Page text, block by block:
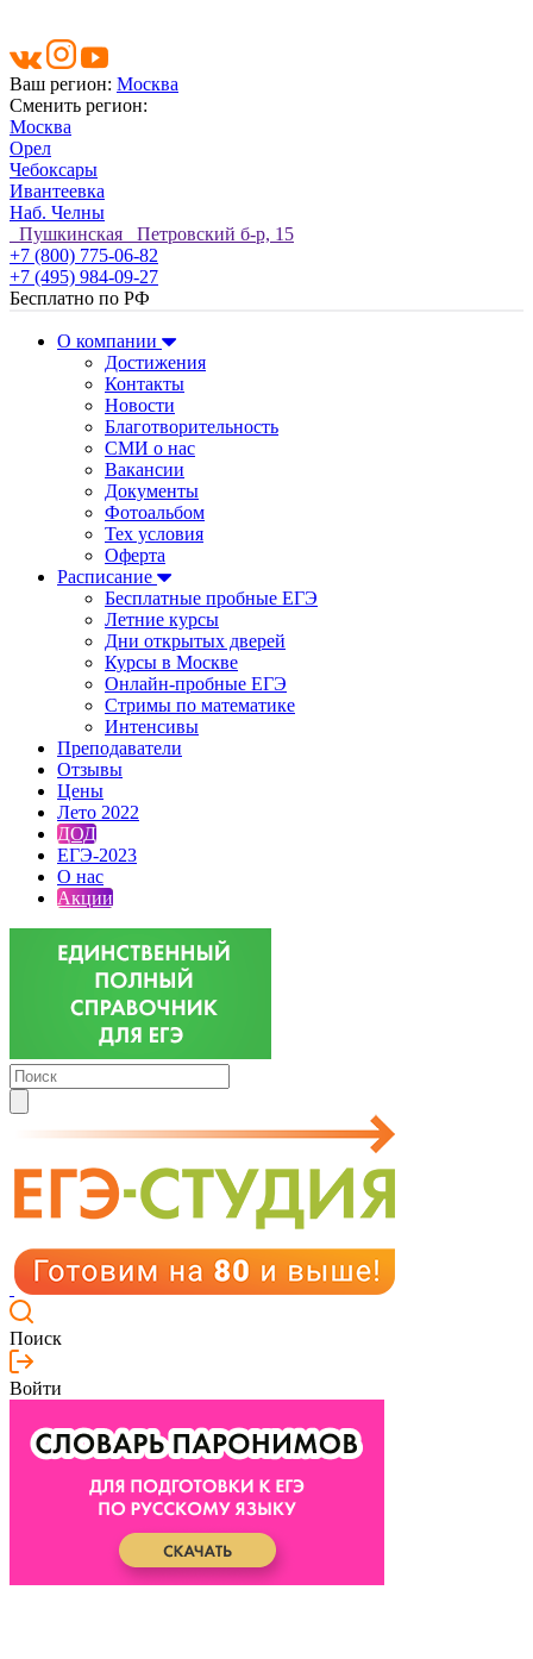
Ваш регион: Москва
Сменить регион:
Москва
Орел
Чебоксары
Ивантеевка
Наб. Челны
Пушкинская Петровский б-р, 15
+7 (800) 775-06-82
+7 (495) 984-09-27
Бесплатно по РФ
О компании
Достижения
Контакты
Новости
Благотворительность
СМИ о нас
Вакансии
Документы
Фотоальбом
Тех условия
Оферта
Расписание
Бесплатные пробные ЕГЭ
Летние курсы
Дни открытых дверей
Курсы в Москве
Онлайн-пробные ЕГЭ
Стримы по математике
Интенсивы
Преподаватели
Отзывы
Цены
Лето 2022
ДОД
ЕГЭ-2023
О нас
Акции
Поиск
Войти